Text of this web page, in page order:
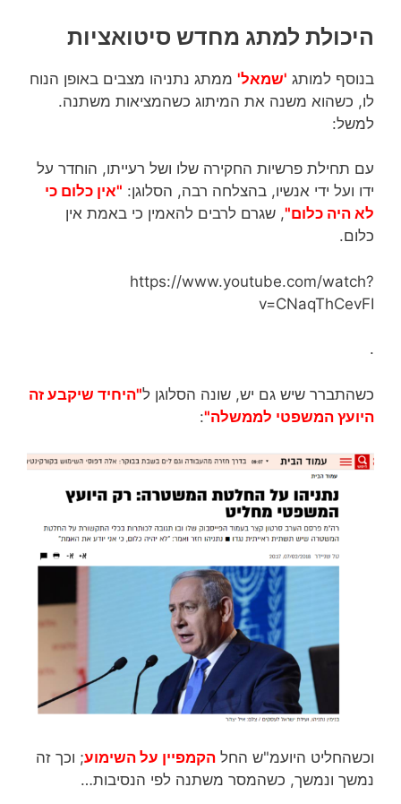
היכולת למתג מחדש סיטואציות
בנוסף למותג 'שמאל' ממתג נתניהו מצבים באופן הנוח
לו, כשהוא משנה את המיתוג כשהמציאות משתנה.
למשל:
עם תחילת פרשיות החקירה שלו ושל רעייתו, הוחדר על
ידו ועל ידי אנשיו, בהצלחה רבה, הסלוגן: "אין כלום כי
לא היה כלום", שגרם לרבים להאמין כי באמת אין
כלום.
https://www.youtube.com/watch?
v=CNaqThCevFI
.
כשהתברר שיש גם יש, שונה הסלוגן ל"היחיד שיקבע זה
היועץ המשפטי לממשלה":
וכשהחליט היועמ"ש החל הקמפיין על השימוע; וכך זה
נמשך ונמשך, כשהמסר משתנה לפי הנסיבות…